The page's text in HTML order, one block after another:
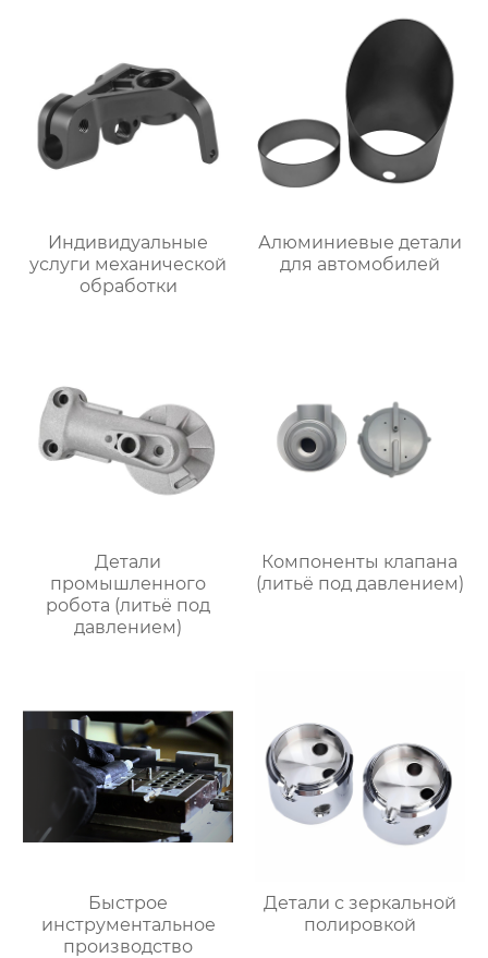
Индивидуальные
услуги механической
обработки
Алюминиевые детали
для автомобилей
Детали
промышленного
робота (литьё под
давлением)
Компоненты клапана
(литьё под давлением)
Быстрое
инструментальное
производство
Детали с зеркальной
полировкой